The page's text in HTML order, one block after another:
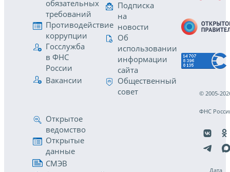
обязательных
требований
Противодействие
коррупции
Госслужба
в ФНС
России
Вакансии
Подписка
на
новости
Об
использовании
информации
сайта
Общественный
совет
Открытое
ведомство
Открытые
данные
СМЭВ
© 2005-
ФНС
Дата